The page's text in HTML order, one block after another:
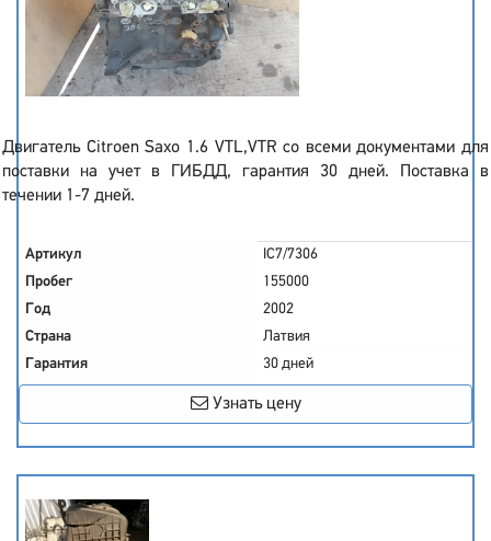
Двигатель Citroen Saxo 1.6 VTL,VTR со всеми документами для
поставки на учет в ГИБДД, гарантия 30 дней. Поставка в
течении 1-7 дней.
Артикул
IC7/7306
Пробег
155000
Год
2002
Страна
Латвия
Гарантия
30 дней
Узнать цену